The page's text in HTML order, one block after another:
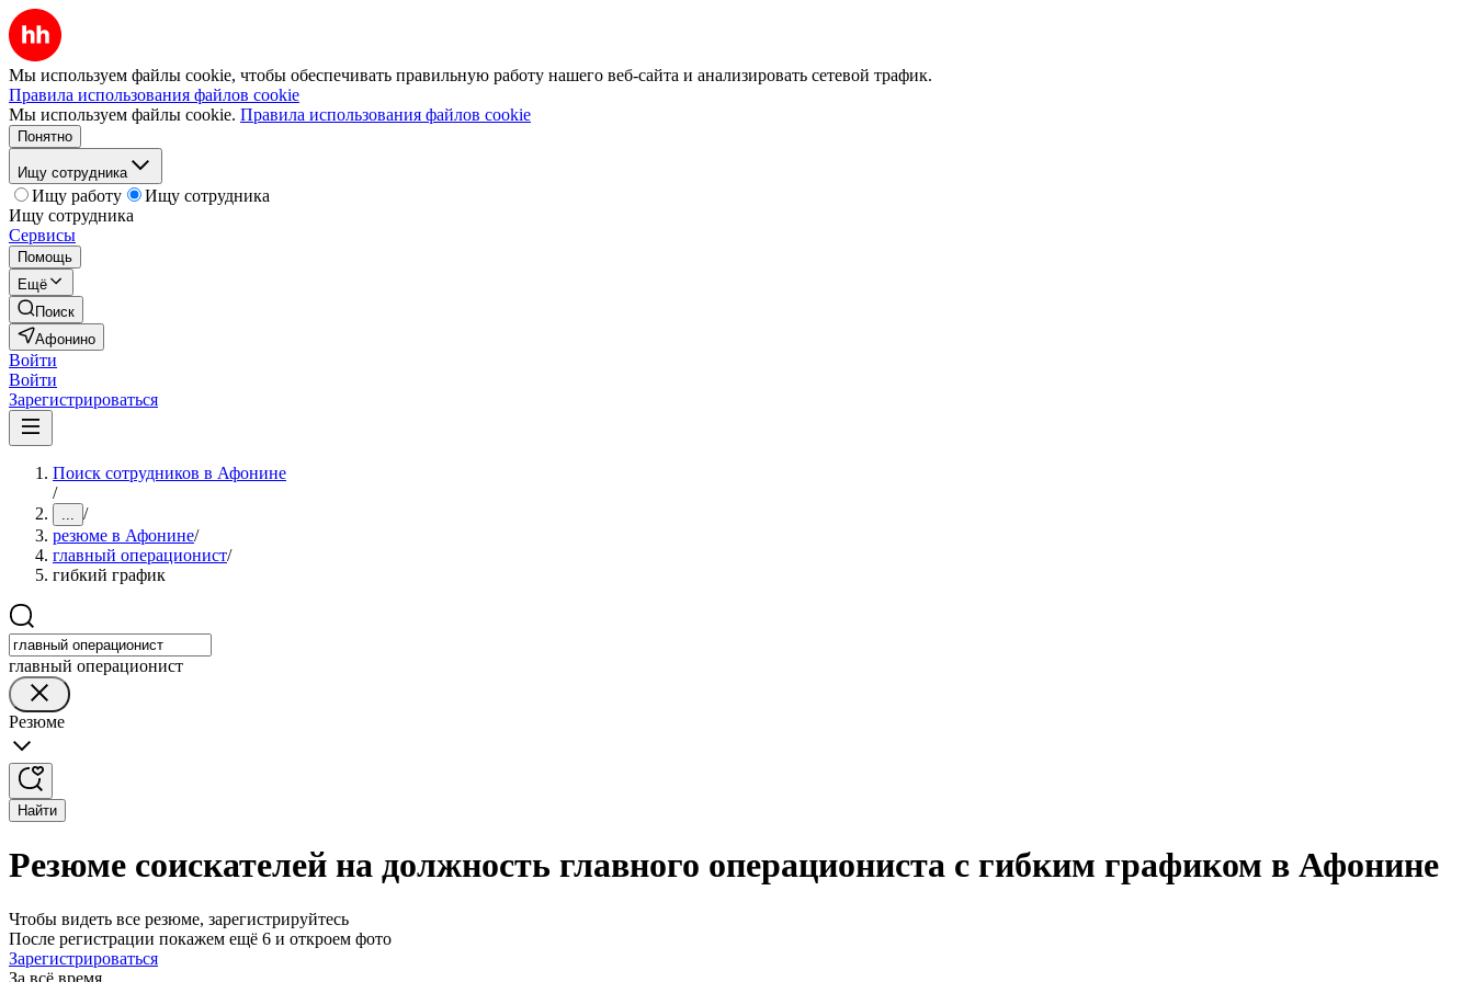
Мы используем файлы cookie, чтобы обеспечивать правильную работу нашего веб-сайта и анализировать сетевой трафик.
Правила использования файлов cookie
Мы используем файлы cookie. Правила использования файлов cookie
Понятно
Ищу сотрудника
Ищу работу
Ищу сотрудника
Ищу сотрудника
Сервисы
Помощь
Ещё
Поиск
Афонино
Войти
Войти
Зарегистрироваться
Поиск сотрудников в Афонине
/
... /
резюме в Афонине/
главный операционист/
гибкий график
главный операционист
Резюме
Найти
Резюме соискателей на должность главного операциониста с гибким графиком в Афонине
Чтобы видеть все резюме, зарегистрируйтесь
После регистрации покажем ещё 6 и откроем фото
Зарегистрироваться
За всё время